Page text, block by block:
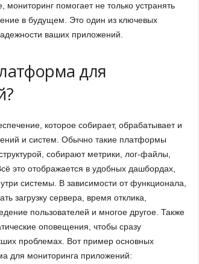
мониторинг помогает не только устранять
в будущем. Это один из ключевых
ваших приложений.
для
которое собирает, обрабатывает и
и систем. Обычно такие платформы
собирают метрики, лог-файлы,
это отображается в удобных дашбордах,
системы. В зависимости от функционала,
загрузку сервера, время отклика,
пользователей и многое другое. Также
оповещения, чтобы сразу
проблемах. Вот пример основных
для мониторинга приложений: